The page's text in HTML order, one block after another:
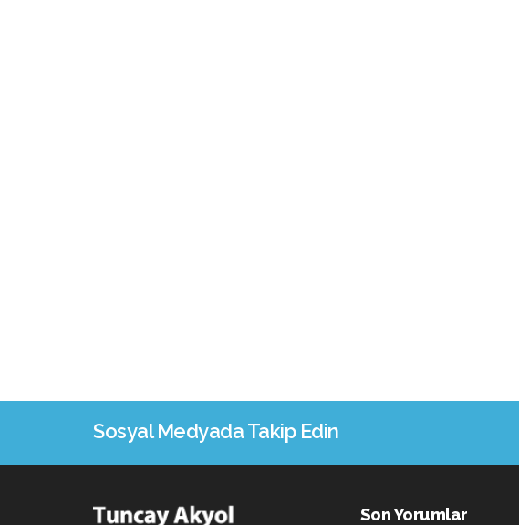
Sosyal Medyada Takip Edin
Son Yorumlar